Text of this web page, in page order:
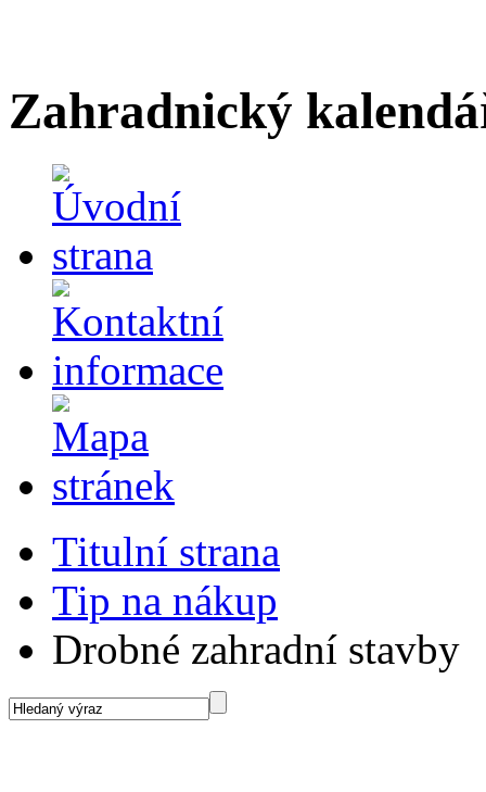
Zahradnický
Titulní strana
Tip na nákup
Drobné zahradní stavby